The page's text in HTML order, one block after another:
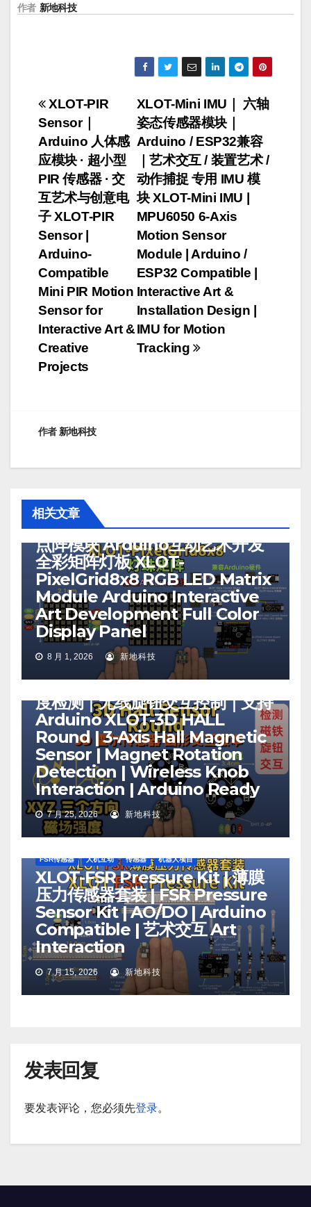
作者 新地科技
文
章
导
航
XLOT-Mini IMU｜ 六轴
姿态传感器模块｜
Arduino / ESP32兼容
｜艺术交互 / 装置艺术 /
动作捕捉 专用 IMU 模
块 XLOT-Mini IMU |
MPU6050 6-Axis
Motion Sensor
Module | Arduino /
ESP32 Compatible |
Interactive Art &
Installation Design |
IMU for Motion
Tracking
XLOT-PIR
Sensor｜
Arduino 人体感
应模块 · 超小型
PIR 传感器 · 交
互艺术与创意电
子 XLOT-PIR
Sensor |
Arduino-
Compatible
Mini PIR Motion
Sensor for
Interactive Art &
Creative
Projects
作者新地科技
相关文章
RGB/LED RGB矩阵 RGB矩阵屏幕 人机互动
矩阵LED
XLOT-PixelGrid8x8 RGB LED
点阵模块 Arduino互动艺术开发
全彩矩阵灯板 XLOT-
PixelGrid8x8 RGB LED Matrix
Module Arduino Interactive
Art Development Full Color
Display Panel
8 月 1, 2026 新地科技
传感器 旋钮（编码器，电位器） 无线与物联网 机器人项目
霍尔传感器
XLOT-3D HALL Round｜圆形
三轴霍尔磁场传感器｜磁铁旋转角
度检测｜无线旋钮交互控制｜支持
Arduino XLOT-3D HALL
Round | 3-Axis Hall Magnetic
Sensor | Magnet Rotation
Detection | Wireless Knob
Interaction | Arduino Ready
7 月 25, 2026 新地科技
FSR传感器 人机互动 传感器 机器人项目
XLOT-FSR Pressure Kit | 薄膜
压力传感器套装 | FSR Pressure
Sensor Kit | AO/DO | Arduino
Compatible | 艺术交互 Art
Interaction
7 月 15, 2026 新地科技
发表回复
要发表评论，您必须先登录。